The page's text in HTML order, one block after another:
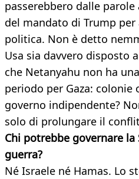
passerebbero dalle
del mandato di Trump
politica. Non è detto
Usa sia davvero disposto
che Netanyahu non ha
periodo per Gaza: colonie
governo indipendente?
solo di prolungare il
Chi potrebbe governare
guerra?
Né Israele né Hamas. Lo